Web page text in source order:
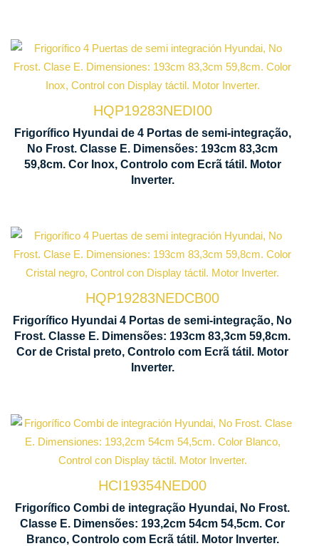
HQP19283NEDI00
Frigorífico Hyundai de 4 Portas de semi-integração,
No Frost. Classe E. Dimensões: 193cm 83,3cm
59,8cm. Cor Inox, Controlo com Ecrã tátil. Motor
Inverter.
Tecnologia
Ventilação
Multi Air
Flow
HQP19283NEDCB00
Frigorífico Hyundai 4 Portas de semi-integração, No
Frost. Classe E. Dimensões: 193cm 83,3cm 59,8cm.
Cor de Cristal preto, Controlo com Ecrã tátil. Motor
Inverter.
Tecnologia
Ventilação
Multi Air
Flow
HCI19354NED00
Frigorífico Combi de integração Hyundai, No Frost.
Classe E. Dimensões: 193,2cm 54cm 54,5cm. Cor
Branco, Controlo com Ecrã tátil. Motor Inverter.
Tecnologia
No Frost
Ventilação
Multi Air
Flow